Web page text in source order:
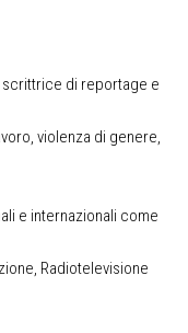
scrittrice di reportage e
violenza di genere,
e internazionali come
Radiotelevisione